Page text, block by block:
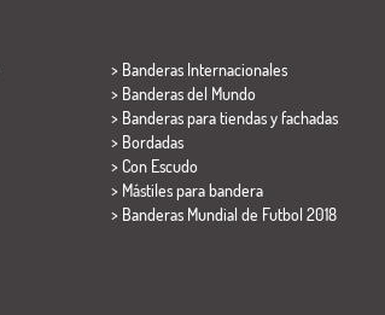
> Banderas Internacionales
> Banderas del Mundo
> Banderas para tiendas y fachadas
> Bordadas
> Con Escudo
> Mástiles para bandera
> Banderas Mundial de Futbol 2018